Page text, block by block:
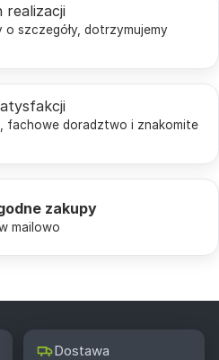
realizacji
o szczegóły, dotrzymujemy
fachowe doradztwo i znakomite
zakupy
mailowo
Dostawa